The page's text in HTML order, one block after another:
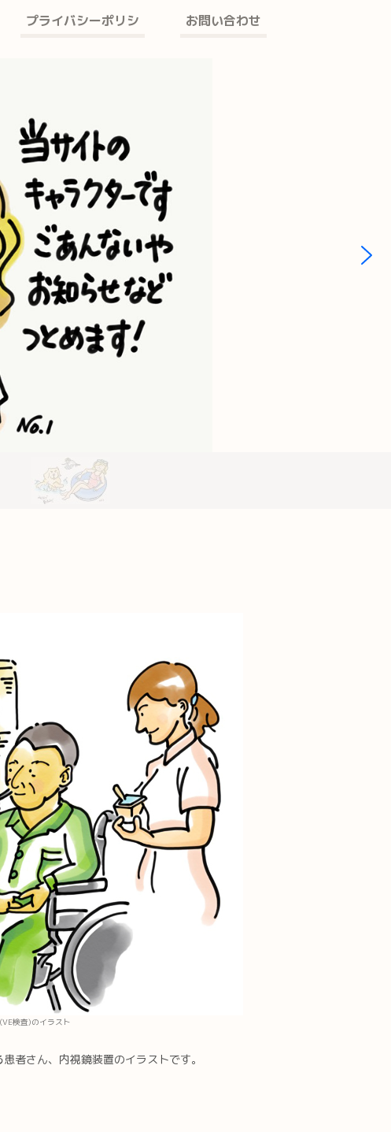
プライバシーポリシ お問い合わせ
検査)のイラスト
者さん、内視鏡装置のイラストです。